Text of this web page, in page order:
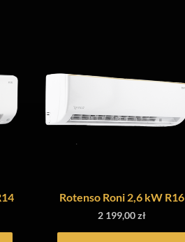
Rotenso Roni 2,6 kW R16
2 199,00zł